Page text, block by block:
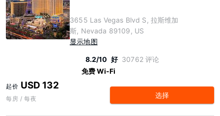
3655 Las Vegas Blvd S, 拉斯维加
斯, Nevada 89109, US
显示地图
8.2/10 好 30762 评论
免费 Wi-Fi
起价 USD 132
每房 / 每夜 选择